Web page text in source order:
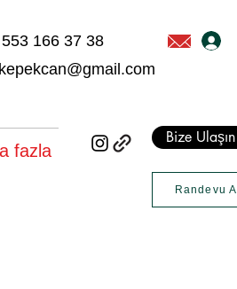
166 37 38
fazla
Bize Ulaşın
Randevu Al